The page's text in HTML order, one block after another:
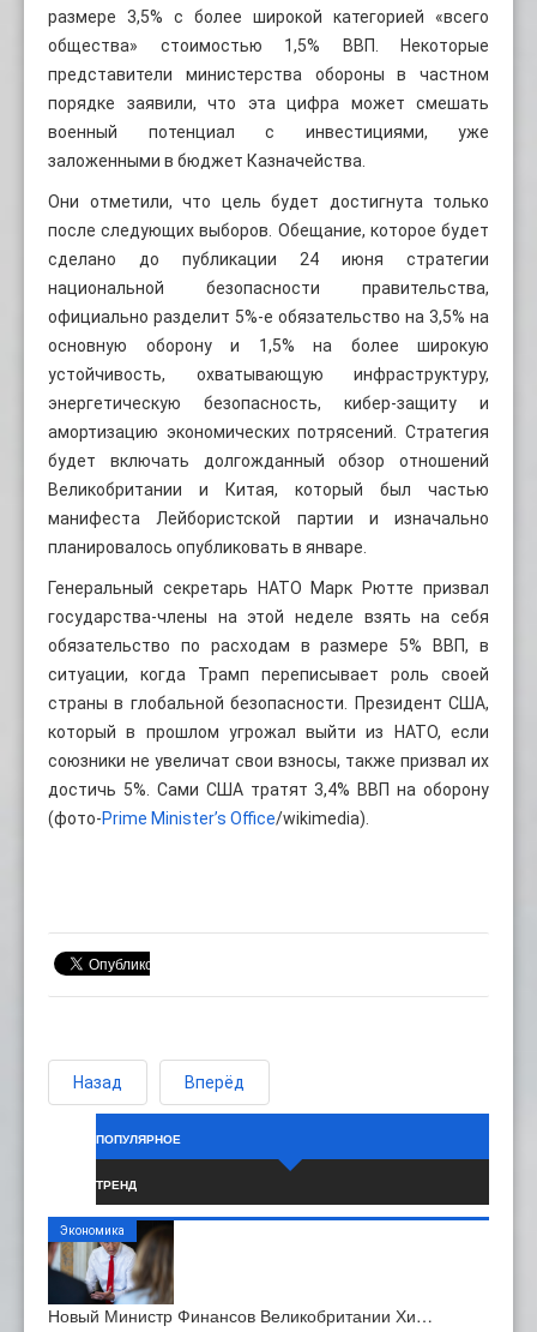
размере 3,5% с более широкой категорией «всего
общества» стоимостью 1,5% ВВП. Некоторые
представители министерства обороны в частном
порядке заявили, что эта цифра может смешать
военный потенциал с инвестициями, уже
заложенными в бюджет Казначейства.
Они отметили, что цель будет достигнута только
после следующих выборов. Обещание, которое будет
сделано до публикации 24 июня стратегии
национальной безопасности правительства,
официально разделит 5%-е обязательство на 3,5% на
основную оборону и 1,5% на более широкую
устойчивость, охватывающую инфраструктуру,
энергетическую безопасность, кибер-защиту и
амортизацию экономических потрясений. Стратегия
будет включать долгожданный обзор отношений
Великобритании и Китая, который был частью
манифеста Лейбористской партии и изначально
планировалось опубликовать в январе.
Генеральный секретарь НАТО Марк Рютте призвал
государства-члены на этой неделе взять на себя
обязательство по расходам в размере 5% ВВП, в
ситуации, когда Трамп переписывает роль своей
страны в глобальной безопасности. Президент США,
который в прошлом угрожал выйти из НАТО, если
союзники не увеличат свои взносы, также призвал их
достичь 5%. Сами США тратят 3,4% ВВП на оборону
(фото-Prime Minister’s Office/wikimedia).
Назад Вперёд
ПОПУЛЯРНОЕ
ТРЕНД
Новый Министр Финансов Великобритании Хи…
Экономика